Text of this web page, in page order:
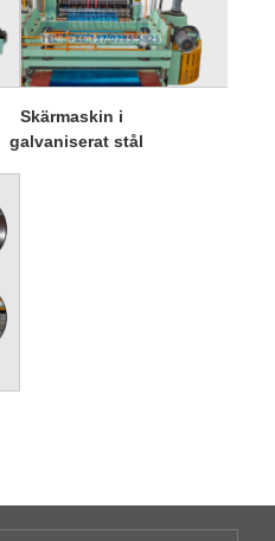
Skärmaskin i
galvaniserat stål